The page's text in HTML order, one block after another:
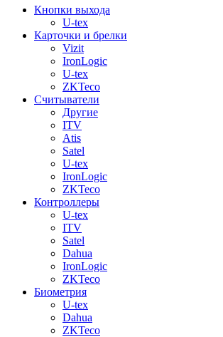
Кнопки выхода
U-tex
Карточки и брелки
Vizit
IronLogic
U-tex
ZKTeco
Считыватели
Другие
ITV
Atis
Satel
U-tex
IronLogic
ZKTeco
Контроллеры
U-tex
ITV
Satel
Dahua
IronLogic
ZKTeco
Биометрия
U-tex
Dahua
ZKTeco